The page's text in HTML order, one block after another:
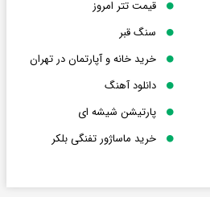
قیمت تتر امروز
سنگ قبر
خرید خانه و آپارتمان در تهران
دانلود آهنگ
پارتیشن شیشه ای
خرید ماساژور تفنگی بلکر